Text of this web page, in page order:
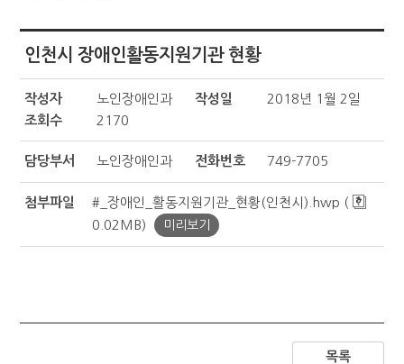
인천시 장애인활동지원기관 현황
작성자 노인장애인과 작성일
2018년 1월 2일
조회수
2170
담당부서 노인장애인과 전화번호 749-7705
첨부파일
#_장애인_활동지원기관_현황(인천시).hwp (
0.02MB)
미리보기
목록